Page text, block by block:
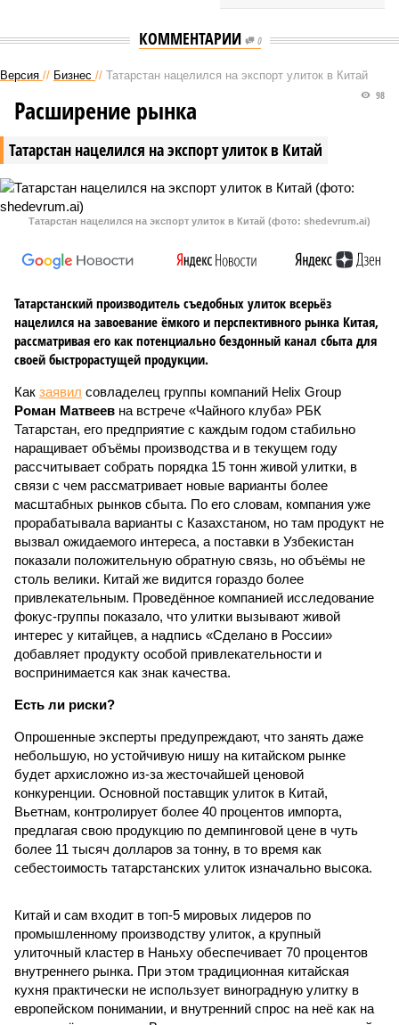
КОММЕНТАРИИ 0
Версия // Бизнес // Татарстан нацелился на экспорт улиток в Китай
Татарстан нацелился на экспорт улиток в Китай
98
Расширение рынка
Татарстан нацелился на экспорт улиток в Китай (фото: shedevrum.ai)
Татарстанский производитель съедобных улиток всерьёз
нацелился на завоевание ёмкого и перспективного рынка Китая,
рассматривая его как потенциально бездонный канал сбыта для
своей быстрорастущей продукции.
Как заявил совладелец группы компаний Helix Group
Роман Матвеев на встрече «Чайного клуба» РБК
Татарстан, его предприятие с каждым годом стабильно
наращивает объёмы производства и в текущем году
рассчитывает собрать порядка 15 тонн живой улитки, в
связи с чем рассматривает новые варианты более
масштабных рынков сбыта. По его словам, компания уже
прорабатывала варианты с Казахстаном, но там продукт не
вызвал ожидаемого интереса, а поставки в Узбекистан
показали положительную обратную связь, но объёмы не
столь велики. Китай же видится гораздо более
привлекательным. Проведённое компанией исследование
фокус-группы показало, что улитки вызывают живой
интерес у китайцев, а надпись «Сделано в России»
добавляет продукту особой привлекательности и
воспринимается как знак качества.
Есть ли риски?
Опрошенные эксперты предупреждают, что занять даже
небольшую, но устойчивую нишу на китайском рынке
будет архисложно из-за жесточайшей ценовой
конкуренции. Основной поставщик улиток в Китай,
Вьетнам, контролирует более 40 процентов импорта,
предлагая свою продукцию по демпинговой цене в чуть
более 11 тысяч долларов за тонну, в то время как
себестоимость татарстанских улиток изначально высока.
Китай и сам входит в топ-5 мировых лидеров по
промышленному производству улиток, а крупный
улиточный кластер в Наньху обеспечивает 70 процентов
внутреннего рынка. При этом традиционная китайская
кухня практически не использует виноградную улитку в
европейском понимании, и внутренний спрос на неё как на